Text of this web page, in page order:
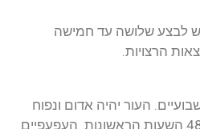
לבצע שלושה עד חמישה
הרצויות.
העור יהיה אדום ונפוח
והנפיחות תחמיר ב־48 השעות הראשונות. העפעפיים